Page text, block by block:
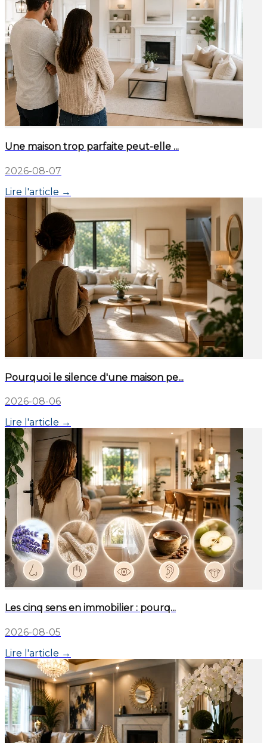
Une maison trop parfaite peut-elle ...
2026-08-07
Lire l'article →
Pourquoi le silence d'une maison pe...
2026-08-06
Lire l'article →
Les cinq sens en immobilier : pourq...
2026-08-05
Lire l'article →